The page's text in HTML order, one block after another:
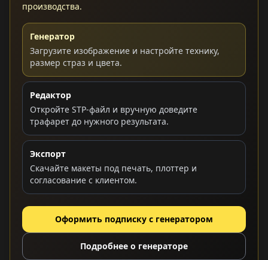
производства.
Генератор
Загрузите изображение и настройте технику,
размер страз и цвета.
Редактор
Откройте STP-файл и вручную доведите
трафарет до нужного результата.
Экспорт
Скачайте макеты под печать, плоттер и
согласование с клиентом.
Оформить подписку с генератором
Подробнее о генераторе